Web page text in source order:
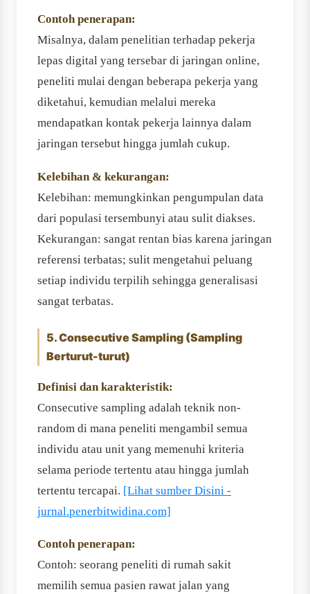
Contoh penerapan:
Misalnya, dalam penelitian terhadap pekerja
lepas digital yang tersebar di jaringan online,
peneliti mulai dengan beberapa pekerja yang
diketahui, kemudian melalui mereka
mendapatkan kontak pekerja lainnya dalam
jaringan tersebut hingga jumlah cukup.
Kelebihan & kekurangan:
Kelebihan: memungkinkan pengumpulan data
dari populasi tersembunyi atau sulit diakses.
Kekurangan: sangat rentan bias karena jaringan
referensi terbatas; sulit mengetahui peluang
setiap individu terpilih sehingga generalisasi
sangat terbatas.
5. Consecutive Sampling (Sampling
Berturut-turut)
Definisi dan karakteristik:
Consecutive sampling adalah teknik non-
random di mana peneliti mengambil semua
individu atau unit yang memenuhi kriteria
selama periode tertentu atau hingga jumlah
tertentu tercapai. [Lihat sumber Disini -
jurnal.penerbitwidina.com]
Contoh penerapan:
Contoh: seorang peneliti di rumah sakit
memilih semua pasien rawat jalan yang